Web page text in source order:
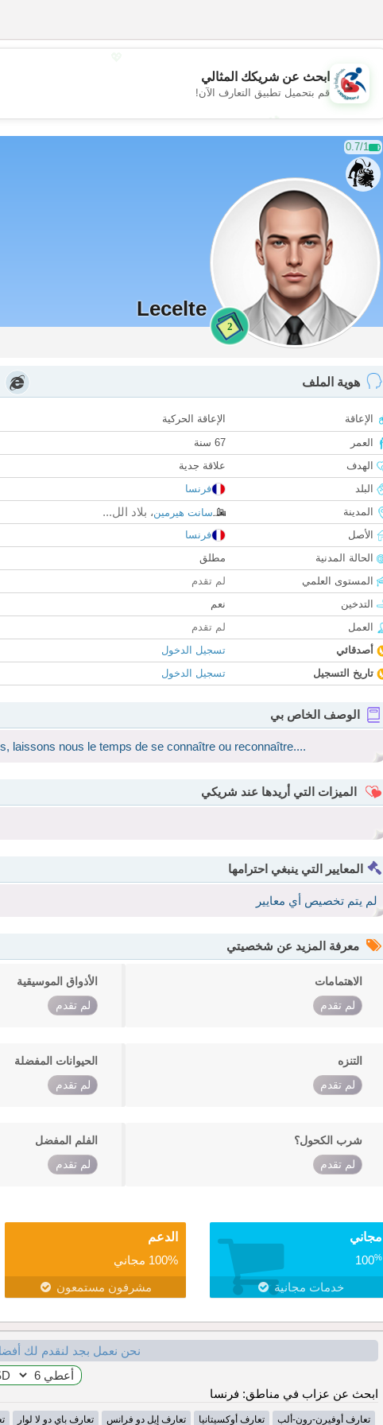
💕
ابحث عن شريكك المثالي
قم بتحميل تطبيق التعارف الآن!
0.7/1
2
Lecelte
هوية الملف
الإعاقة
الإعاقة الحركية
العمر
67 سنة
الهدف
علاقة جدية
البلد
فرنسا
المدينة
سانت هيرمين، بلاد الل...
الأصل
فرنسا
الحالة المدنية
مطلق
المستوى العلمي
لم تقدم
التدخين
نعم
العمل
لم تقدم
أصدقائي
تسجيل الدخول
تاريخ التسجيل
تسجيل الدخول
الوصف الخاص بي
laissons nous le temps de se connaître ou reconnaître....
الميزات التي أريدها عند شريكي
المعايير التي ينبغي احترامها
لم يتم تخصيص أي معايير
معرفة المزيد عن شخصيتي
الاهتمامات
لم تقدم
الأذواق الموسيقية
لم تقدم
التنزه
لم تقدم
الحيوانات المفضلة
لم تقدم
شرب الكحول؟
لم تقدم
الفلم المفضل
لم تقدم
مجاني
100%
خدمات مجانية
الدعم
100% مجاني
مشرفون مستمعون
نحن نعمل بجد لنقدم لك
ابحث عن عزاب في مناطق: فرنسا
تعارف أوفيرن-رون-ألب تعارف أوكسيتانيا تعارف إيل دو فرانس تعارف باي دو لا لوار